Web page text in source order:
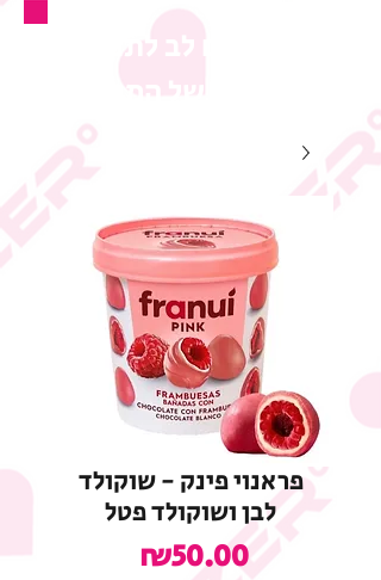
המבצע של המוצר
פראנוי פינק - שוקולד
לבן ושוקולד פטל
₪50.00